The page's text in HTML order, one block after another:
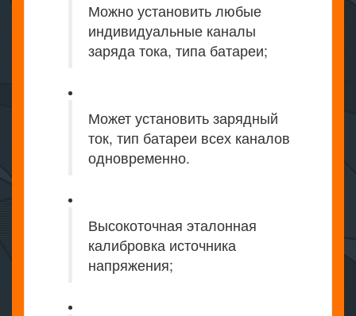
Можно установить любые
индивидуальные каналы
заряда тока, типа батареи;
Может установить зарядный
ток, тип батареи всех каналов
одновременно.
Высокоточная эталонная
калибровка источника
напряжения;